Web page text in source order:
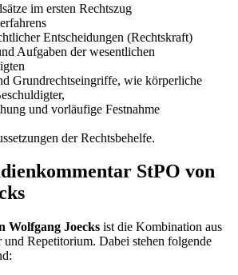
im ersten Rechtszug
Entscheidungen (Rechtskraft)
Aufgaben der wesentlichen
Grundrechtseingriffe, wie körperliche
und vorläufige Festnahme
der Rechtsbehelfe.
StPO von
Wolfgang Joecks ist die Kombination aus
Repetitorium. Dabei stehen folgende